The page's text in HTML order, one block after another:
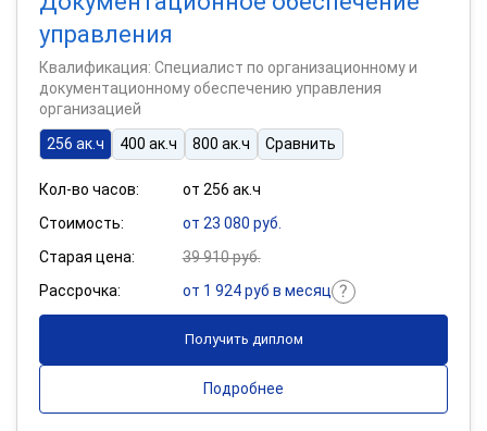
управления
Квалификация: Специалист по организационному и
документационному обеспечению управления
организацией
256 ак.ч
400 ак.ч 800 ак.ч Сравнить
Кол-во часов:
от 256 ак.ч
Стоимость:
от 23 080 руб.
Старая цена:
39 910 руб.
Рассрочка:
от 1 924 руб в месяц
Получить диплом
Подробнее